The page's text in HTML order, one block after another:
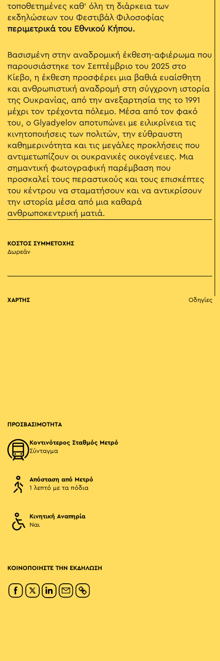
τοποθετημένες καθ' όλη τη διάρκεια των
εκδηλώσεων του Φεστιβάλ Φιλοσοφίας
περιμετρικά του Εθνικού Κήπου.
Βασισμένη στην αναδρομική έκθεση-αφιέρωμα που
παρουσιάστηκε τον Σεπτέμβριο του 2025 στο
Κίεβο, η έκθεση προσφέρει μια βαθιά ευαίσθητη
και ανθρωπιστική αναδρομή στη σύγχρονη ιστορία
της Ουκρανίας, από την ανεξαρτησία της το 1991
μέχρι τον τρέχοντα πόλεμο. Μέσα από τον φακό
του, ο Glyadyelov αποτυπώνει με ειλικρίνεια τις
κινητοποιήσεις των πολιτών, την εύθραυστη
καθημερινότητα και τις μεγάλες προκλήσεις που
αντιμετωπίζουν οι ουκρανικές οικογένειες. Μια
σημαντική φωτογραφική παρέμβαση που
προσκαλεί τους περαστικούς και τους επισκέπτες
του κέντρου να σταματήσουν και να αντικρίσουν
την ιστορία μέσα από μια καθαρά
ανθρωποκεντρική ματιά.
ΚΟΣΤΟΣ ΣΥΜΜΕΤΟΧΗΣ
Δωρεάν
ΧΑΡΤΗΣ Οδηγίες
ΠΡΟΣΒΑΣΙΜΟΤΗΤΑ
Κοντινότερος Σταθμός Μετρό
Σύνταγμα
Απόσταση από Μετρό
1 λεπτό με τα πόδια
Κινητική Αναπηρία
Ναι
ΚΟΙΝΟΠΟΙΗΣΤΕ ΤΗΝ ΕΚΔΗΛΩΣΗ